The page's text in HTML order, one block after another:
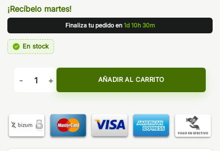
¡Recíbelo martes!
Finaliza tu pedido en 1d 10h 30m
En stock
Mango Ice - Orange County CBD 10ml cantidad
AÑADIR AL CARRITO